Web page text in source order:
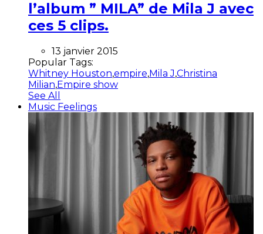
l’album ” MILA” de Mila J avec
ces 5 clips.
13 janvier 2015
Popular Tags:
Whitney Houston,empire,Mila J,Christina
Milian,Empire show
See All
Music Feelings